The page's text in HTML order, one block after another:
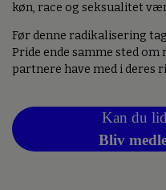
køn, race og seksualitet
Før denne radikalisering
Pride ende samme sted
partnere have med i deres
Kan du
Bliv